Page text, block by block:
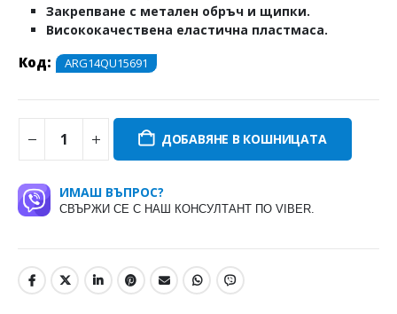
Закрепване с метален обръч и щипки.
Висококачествена еластична пластмаса.
Код: ARG14QU15691
ДОБАВЯНЕ В КОШНИЦАТА
ИМАШ ВЪПРОС?
СВЪРЖИ СЕ С НАШ КОНСУЛТАНТ ПО VIBER.